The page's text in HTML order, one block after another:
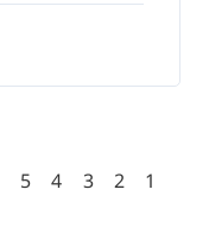
1
2
3
4
5